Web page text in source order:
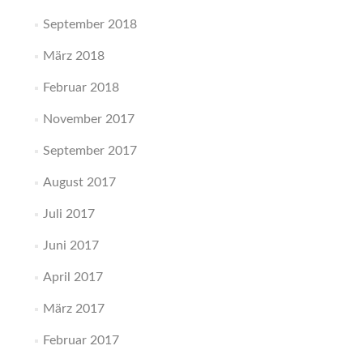
September 2018
März 2018
Februar 2018
November 2017
September 2017
August 2017
Juli 2017
Juni 2017
April 2017
März 2017
Februar 2017